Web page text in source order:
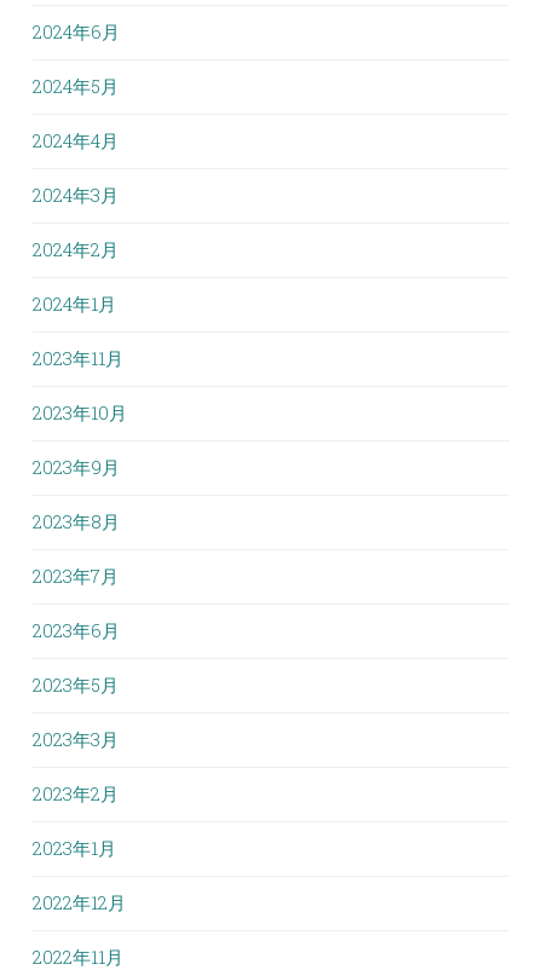
2024年6月
2024年5月
2024年4月
2024年3月
2024年2月
2024年1月
2023年11月
2023年10月
2023年9月
2023年8月
2023年7月
2023年6月
2023年5月
2023年3月
2023年2月
2023年1月
2022年12月
2022年11月